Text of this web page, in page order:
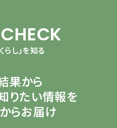
らし」を知る
果から
りたい情報を
らお届け